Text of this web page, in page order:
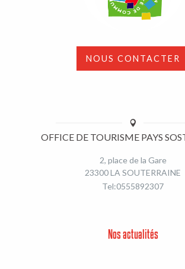
NOUS CONTACTER
OFFICE DE TOURISME PAYS
2, place de la Gare
23300 LA SOUTERRAINE
Tel:0555892307
Nos actualités